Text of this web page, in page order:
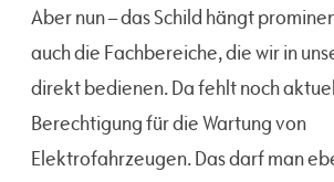
Aber nun – das Schild hängt
auch die Fachbereiche, die wir in
direkt bedienen. Da fehlt noch
Berechtigung für die Wartung von
Elektrofahrzeugen. Das darf man